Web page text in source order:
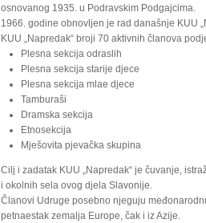
osnovanog 1935. u Podravskim Podgajcima.
1966. godine obnovljen je rad današnje KUU
KUU „Napredak“ broji 70 aktivnih članova
Plesna sekcija odraslih
Plesna sekcija starije djece
Plesna sekcija mlae djece
Tamburaši
Dramska sekcija
Etnosekcija
Mješovita pjevačka skupina
Cilj i zadatak KUU „Napredak“ je čuvanje,
i okolnih sela ovog djela Slavonije.
Članovi Udruge posebno njeguju
petnaestak zemalja Europe, čak i iz Azije.